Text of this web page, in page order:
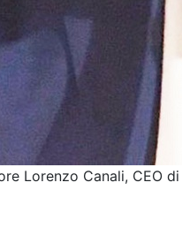
Lorenzo Canali, CEO